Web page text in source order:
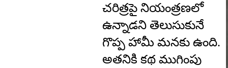
చరిత్రపై నియంత్రణలో
ఉన్నాడని తెలుసుకునే
గొప్ప హామీ మనకు ఉంది.
అతనికి కథ ముగింపు